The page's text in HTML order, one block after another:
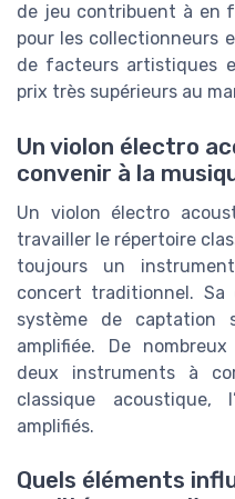
de jeu contribuent à en
pour les collectionneurs
de facteurs artistiques
prix très supérieurs au
Un violon électro
convenir à la
Un violon électro
travailler le répertoire
toujours un
concert traditionnel. Sa
système de captation
amplifiée. De
deux instruments à
classique acoustique,
amplifiés.
Quels éléments